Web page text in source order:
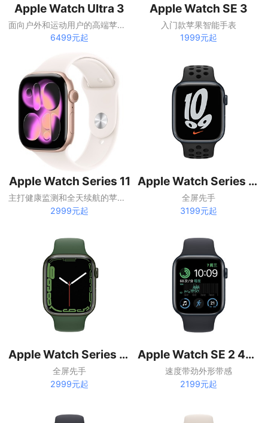
Apple Watch Ultra 3
面向户外和运动用户的高端苹果手表
6499元起
Apple Watch SE 3
入门款苹果智能手表
1999元起
Apple Watch Series 11
主打健康监测和全天续航的苹果智能手表
2999元起
Apple Watch Series 7 45mm
全屏先手
3199元起
Apple Watch Series 7 41mm
全屏先手
2999元起
Apple Watch SE 2 44毫米
速度带劲外形带感
2199元起